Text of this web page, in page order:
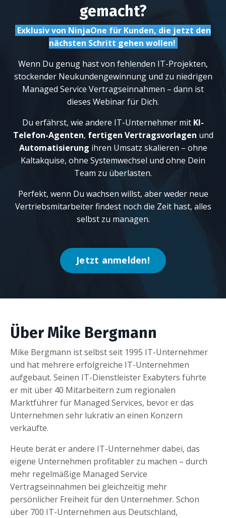
gemacht?
Exklusiv von NinjaOne für Kunden, die jetzt den
nächsten Schritt gehen wollen!
Wenn Du genug hast von fehlenden IT-Projekten,
stockender Neukundengewinnung und zu niedrigen
Managed Service Vertragseinnahmen – dann ist
dieses Webinar für Dich.
Du erfährst, wie andere IT-Unternehmer mit KI-
Telefon-Agenten, fertigen Vertragsvorlagen und
Automatisierung ihren Umsatz skalieren – ohne
Kaltakquise, ohne Systemwechsel und ohne Dein
Team zu überlasten.
Perfekt, wenn Du wachsen willst, aber weder neue
Vertriebsmitarbeiter findest noch die Zeit hast, alles
selbst zu managen.
Jetzt anmelden!
Über Mike Bergmann
Mike Bergmann ist selbst seit 1995 IT-Unternehmer
und hat mehrere erfolgreiche IT-Unternehmen
aufgebaut. Seinen IT-Dienstleister Exabyters führte
er mit über 40 Mitarbeitern zum regionalen
Marktführer für Managed Services, bevor er das
Unternehmen sehr lukrativ an einen Konzern
verkaufte.
Heute berät er andere IT-Unternehmer dabei, das
eigene Unternehmen profitabler zu machen – durch
mehr regelmäßige Managed Service
Vertragseinnahmen bei gleichzeitig mehr
persönlicher Freiheit für den Unternehmer. Schon
über 700 IT-Unternehmen aus Deutschland,